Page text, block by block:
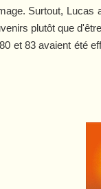
Surtout,
plutôt que
et 83 avaient été